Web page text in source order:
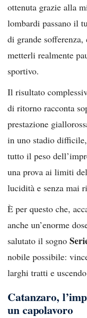
ottenuta grazie alla
lombardi passano il
di grande
metterli realmente
sportivo.
Il risultato
di ritorno racconta
prestazione
in uno stadio
tutto il peso
una prova ai limiti
lucidità e senza mai
È per questo che,
anche un’enorme
salutato il sogno
nobile possibile:
larghi tratti e
Catanzaro,
un capolavoro